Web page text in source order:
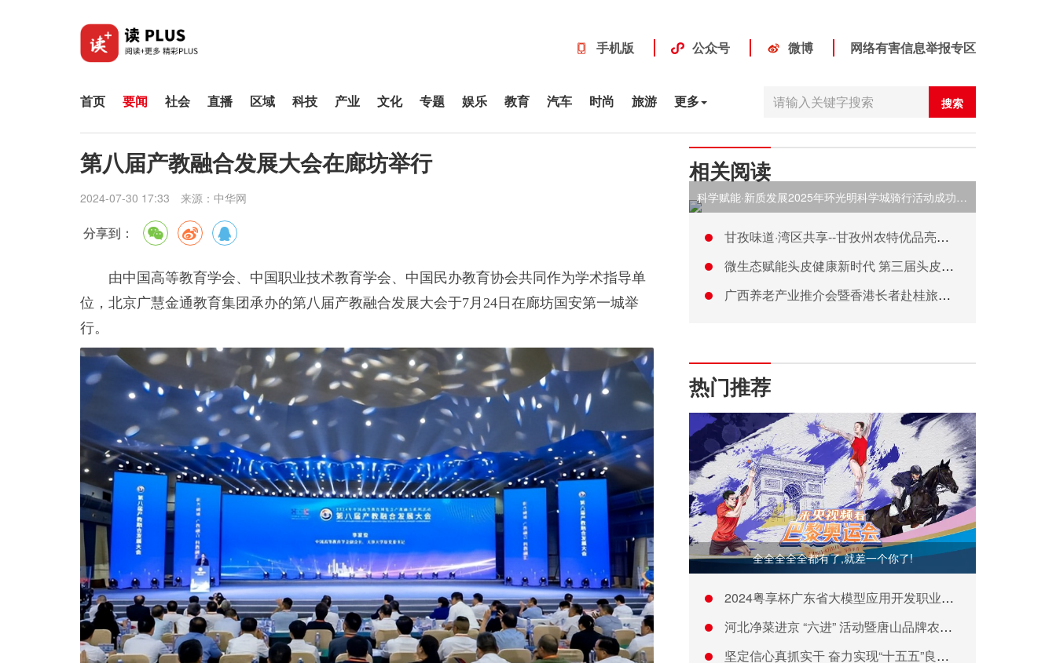
手机版 公众号 微博 网络有害信息举报专区
首页 要闻 社会 直播 区域 科技 产业 文化 专题 娱乐 教育 汽车 时尚 旅游 更多 搜索
第八届产教融合发展大会在廊坊举行
2024-07-30 17:33 来源： 中华网
分享到：
由中国高等教育学会、中国职业技术教育学会、中国民办教育协会共同作为学术指导单
位，北京广慧金通教育集团承办的第八届产教融合发展大会于7月24日在廊坊国安第一城举
行。
相关阅读
科学赋能·新质发展2025年环光明科学城骑行活动成功举办
甘孜味道·湾区共享--甘孜州农特优品亮相大湾区
微生态赋能头皮健康新时代 第三届头皮护理微生态大会在穗举办
广西养老产业推介会暨香港长者赴桂旅居康养首发团启动仪式在香港
热门推荐
全全全全全都有了,就差一个你了!
2024粤享杯广东省大模型应用开发职业技能竞赛正式启动
河北净菜进京 “六进” 活动暨唐山品牌农产品产销对接活动举办
坚定信心真抓实干 奋力实现“十五五”良好开局——从中央政治局